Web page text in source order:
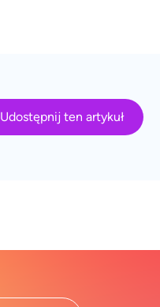
Udostępnij ten artykuł